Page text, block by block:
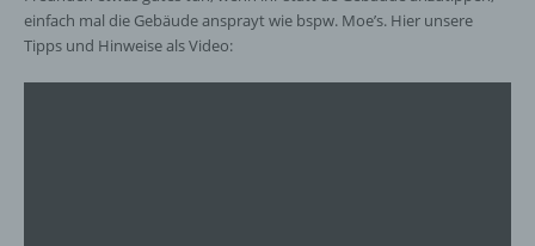
einfach mal die Gebäude ansprayt wie bspw. Moe’s. Hier unsere
Tipps und Hinweise als Video: